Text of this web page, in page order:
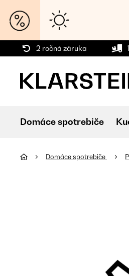
2 ročná záruka
Domáce spotrebiče
Domáce spotrebiče